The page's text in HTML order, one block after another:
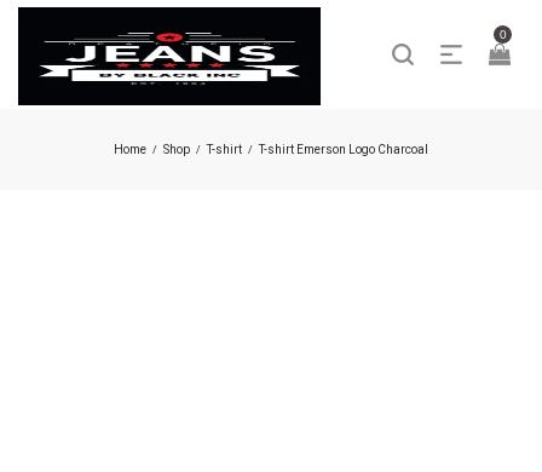
0
Home / Shop / T-shirt / T-shirt Emerson Logo Charcoal